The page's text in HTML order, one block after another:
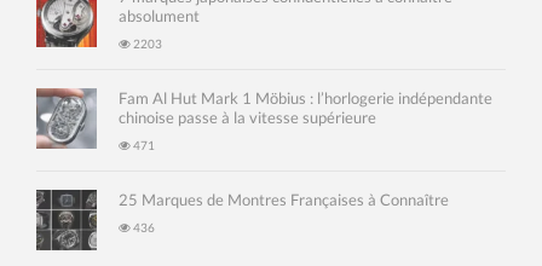
absolument
2203
Fam Al Hut Mark 1 Möbius : l’horlogerie indépendante
chinoise passe à la vitesse supérieure
471
25 Marques de Montres Françaises à Connaître
436